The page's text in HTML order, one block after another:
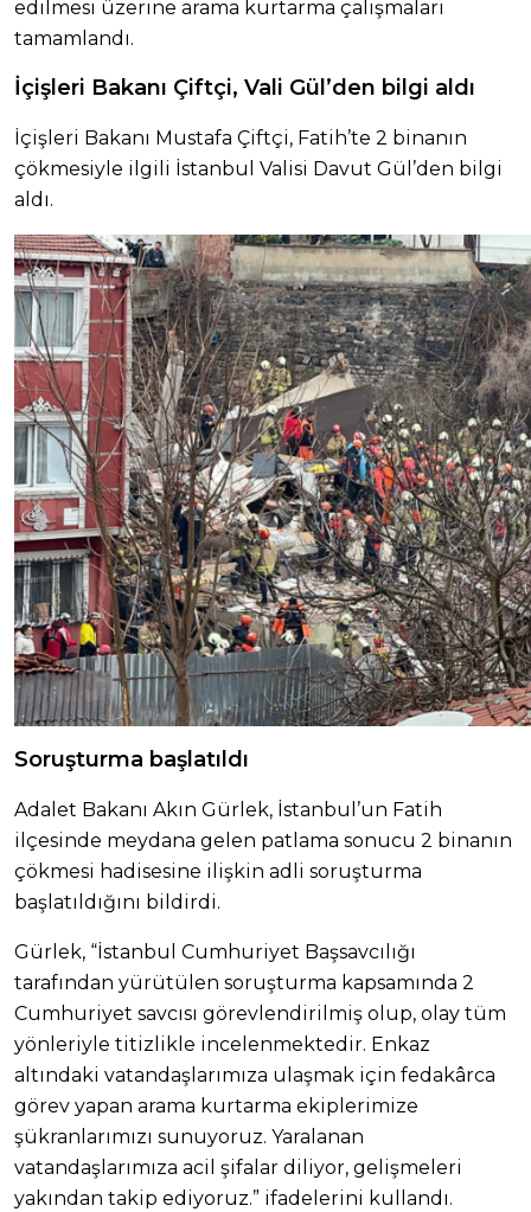
edilmesi üzerine arama kurtarma çalışmaları
tamamlandı.
İçişleri Bakanı Çiftçi, Vali Gül’den bilgi aldı
İçişleri Bakanı Mustafa Çiftçi, Fatih’te 2 binanın
çökmesiyle ilgili İstanbul Valisi Davut Gül’den bilgi
aldı.
Soruşturma başlatıldı
Adalet Bakanı Akın Gürlek, İstanbul’un Fatih
ilçesinde meydana gelen patlama sonucu 2 binanın
çökmesi hadisesine ilişkin adli soruşturma
başlatıldığını bildirdi.
Gürlek, “İstanbul Cumhuriyet Başsavcılığı
tarafından yürütülen soruşturma kapsamında 2
Cumhuriyet savcısı görevlendirilmiş olup, olay tüm
yönleriyle titizlikle incelenmektedir. Enkaz
altındaki vatandaşlarımıza ulaşmak için fedakârca
görev yapan arama kurtarma ekiplerimize
şükranlarımızı sunuyoruz. Yaralanan
vatandaşlarımıza acil şifalar diliyor, gelişmeleri
yakından takip ediyoruz.” ifadelerini kullandı.